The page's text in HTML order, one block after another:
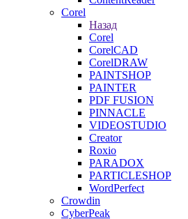
Corel
Назад
Corel
CorelCAD
CorelDRAW
PAINTSHOP
PAINTER
PDF FUSION
PINNACLE
VIDEOSTUDIO
Creator
Roxio
PARADOX
PARTICLESHOP
WordPerfect
Crowdin
CyberPeak